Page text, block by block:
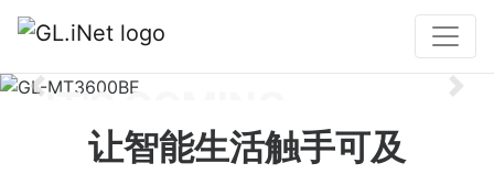
IT'S COMING
新品即将登场
Previous Next
让智能生活触手可及